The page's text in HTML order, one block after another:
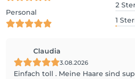
Personal
2
1
Claudia
3.08.2026
Einfach toll . Meine Haare sind